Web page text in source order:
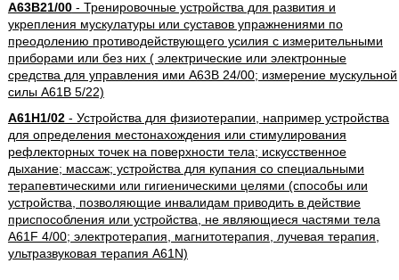
A63B21/00- Тренировочные устройства для развития и
укрепления мускулатуры или суставов упражнениями по
преодолению противодействующего усилия с измерительными
приборами или без них ( электрические или электронные
средства для управления ими A63B 24/00; измерение мускульной
силы A61B 5/22)
A61H1/02- Устройства для физиотерапии, например устройства
для определения местонахождения или стимулирования
рефлекторных точек на поверхности тела; искусственное
дыхание; массаж; устройства для купания со специальными
терапевтическими или гигиеническими целями (способы или
устройства, позволяющие инвалидам приводить в действие
приспособления или устройства, не являющиеся частями тела
A61F 4/00; электротерапия, магнитотерапия, лучевая терапия,
ультразвуковая терапия A61N)